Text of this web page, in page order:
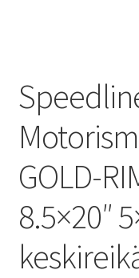
GOLD-
8.5×20″